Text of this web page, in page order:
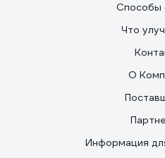
Способы
Что
О
Информация